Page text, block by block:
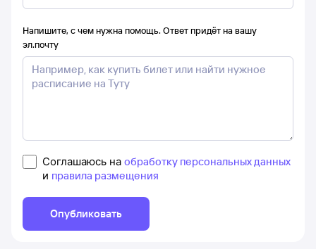
Напишите, с чем нужна помощь. Ответ придёт на вашу
эл.почту
Соглашаюсь на обработку персональных данных
и правила размещения
Опубликовать